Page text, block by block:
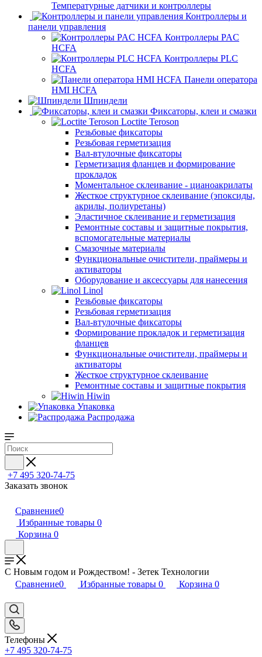
Температурные датчики и контроллеры
Контроллеры и
панели управления
Контроллеры PAC
HCFA
Контроллеры PLC
HCFA
Панели оператора
HMI HCFA
Шпиндели
Фиксаторы, клеи и смазки
Loctite Teroson
Резьбовые фиксаторы
Резьбовая герметизация
Вал-втулочные фиксаторы
Герметизация фланцев и формирование
прокладок
Моментальное склеивание - цианоакрилаты
Жесткое структурное склеивание (эпоксиды,
акрилы, полиуретаны)
Эластичное склеивание и герметизация
Ремонтные составы и защитные покрытия,
вспомогательные материалы
Смазочные материалы
Функциональные очистители, праймеры и
активаторы
Оборудование и аксессуары для нанесения
Linol
Резьбовые фиксаторы
Резьбовая герметизация
Вал-втулочные фиксаторы
Формирование прокладок и герметизация
фланцев
Функциональные очистители, праймеры и
активаторы
Жесткое структурное склеивание
Ремонтные составы и защитные покрытия
Hiwin
Упаковка
Распродажа
+7 495 320-74-75
Заказать звонок
Сравнение0
Избранные товары 0
Корзина 0
С Новым годом и Рождеством! - Зетек Технологии
Сравнение0 Избранные товары 0 Корзина 0
Телефоны
+7 495 320-74-75